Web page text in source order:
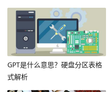
GPT是什么意思？硬盘分区表格
式解析